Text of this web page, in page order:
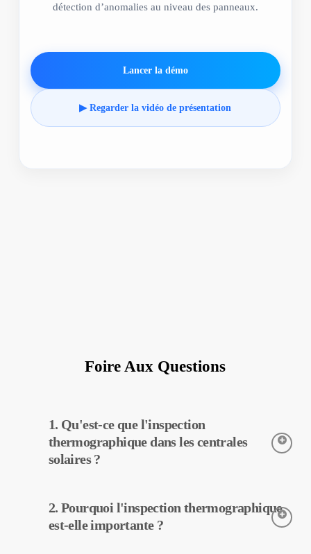
détection d’anomalies au niveau des panneaux.
Lancer la démo
▶ Regarder la vidéo de présentation
Foire Aux Questions
1. Qu'est-ce que l'inspection
thermographique dans les centrales
solaires ?
détecter les températures des équipements dans les centrales
solaires. Grâce à cette inspection, les pannes potentielles peuvent
2. Pourquoi l'inspection thermographique
est-elle importante ?